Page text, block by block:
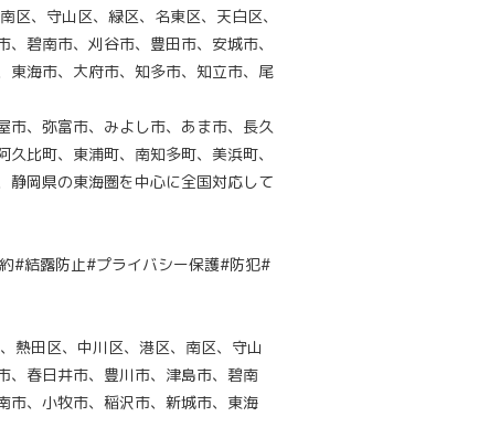
、守山区、緑区、名東区、天白区、
碧南市、刈谷市、豊田市、安城市、
東海市、大府市、知多市、知立市、尾
市、弥富市、みよし市、あま市、長久
比町、東浦町、南知多町、美浜町、
静岡県の東海圏を中心に全国対応して
#結露防止#プライバシー保護#防犯#
熱田区、中川区、港区、南区、守山
、春日井市、豊川市、津島市、碧南
市、小牧市、稲沢市、新城市、東海